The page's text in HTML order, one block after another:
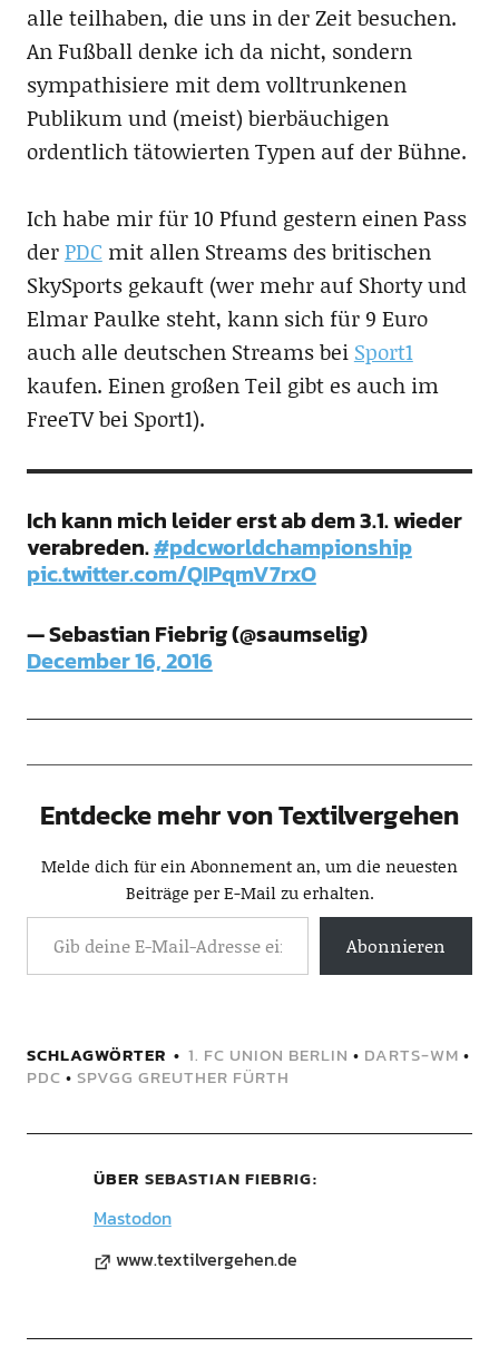
alle teilhaben, die uns in der Zeit besuchen.
An Fußball denke ich da nicht, sondern
sympathisiere mit dem volltrunkenen
Publikum und (meist) bierbäuchigen
ordentlich tätowierten Typen auf der Bühne.
Ich habe mir für 10 Pfund gestern einen Pass
derPDC mit allen Streams des britischen
SkySports gekauft (wer mehr auf Shorty und
Elmar Paulke steht, kann sich für 9 Euro
auch alle deutschen Streams bei Sport1
kaufen. Einen großen Teil gibt es auch im
FreeTV bei Sport1).
Ich kann mich leider erst ab dem 3.1. wieder
verabreden.#pdcworldchampionship
pic.twitter.com/QIPqmV7rxO
— Sebastian Fiebrig (@saumselig)
December 16, 2016
Entdecke mehr von Textilvergehen
Melde dich für ein Abonnement an, um die neuesten
Beiträge per E-Mail zu erhalten.
Abonnieren
SCHLAGWÖRTER 1. FC UNION BERLIN • DARTS-WM •
PDC • SPVGG GREUTHER FÜRTH
ÜBER SEBASTIAN FIEBRIG
Mastodon
www.textilvergehen.de